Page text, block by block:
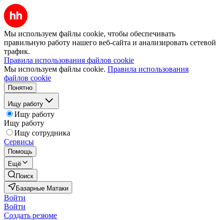
Мы используем файлы cookie, чтобы обеспечивать
правильную работу нашего веб-сайта и анализировать сетевой
трафик.
Правила использования файлов cookie
Мы используем файлы cookie. Правила использования
файлов cookie
Понятно
Ищу работу
Ищу работу
Ищу работу
Ищу сотрудника
Сервисы
Помощь
Ещё
Поиск
Базарные Матаки
Войти
Войти
Создать резюме